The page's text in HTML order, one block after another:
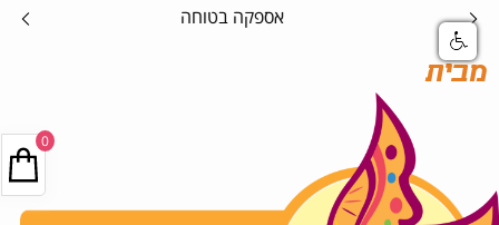
אספקה בטוחה
מבית
0